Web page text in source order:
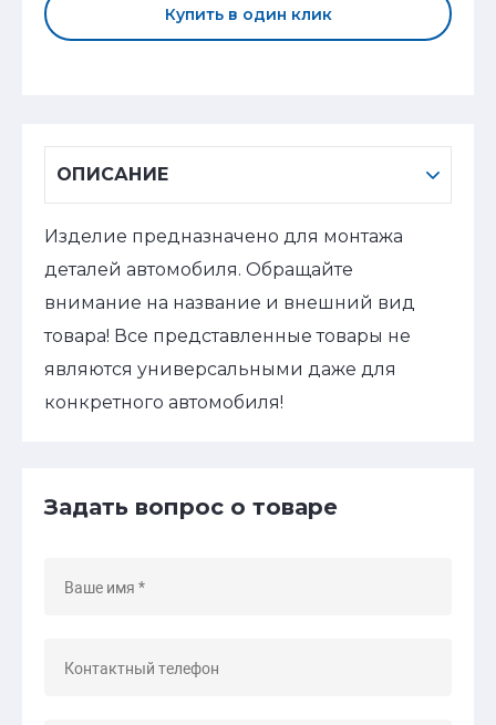
Купить в один клик
ОПИСАНИЕ
Изделие предназначено для монтажа
деталей автомобиля. Обращайте
внимание на название и внешний вид
товара! Все представленные товары не
являются универсальными даже для
конкретного автомобиля!
Задать вопрос о товаре